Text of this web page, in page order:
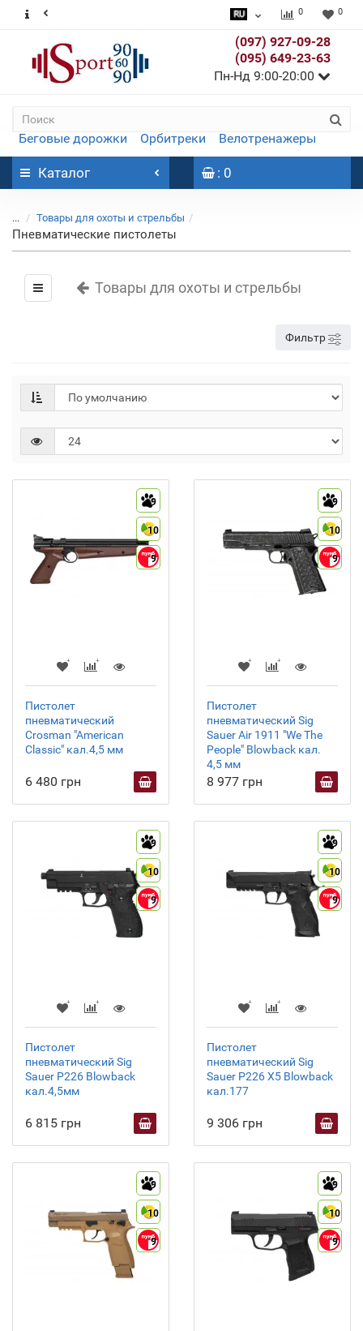
0 0
(097) 927-09-28
(095) 649-23-63
Пн-Нд 9:00-20:00
Беговые дорожки Орбитреки Велотренажеры
Каталог : 0
... Товары для охоты и стрельбы
Пневматические пистолеты
Товары для охоты и стрельбы
Фильтр
9
10
9
Пистолет
пневматический
Crosman "American
Classic" кал.4,5 мм
6 480 грн
9
10
9
Пистолет
пневматический Sig
Sauer Air 1911 "We The
People" Blowback кал.
4,5 мм
8 977 грн
9
10
9
Пистолет
пневматический Sig
Sauer P226 Blowback
кал.4,5мм
6 815 грн
9
10
9
Пистолет
пневматический Sig
Sauer P226 X5 Blowback
кал.177
9 306 грн
9
10
9
9
10
9